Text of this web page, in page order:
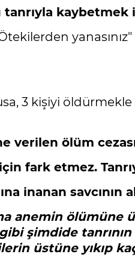
tanrıyla
3 kişiyi öldürmekle
ölüm
fark etmez.
inanan
anemin ölümüne
şimdide
üstüne yıkıp